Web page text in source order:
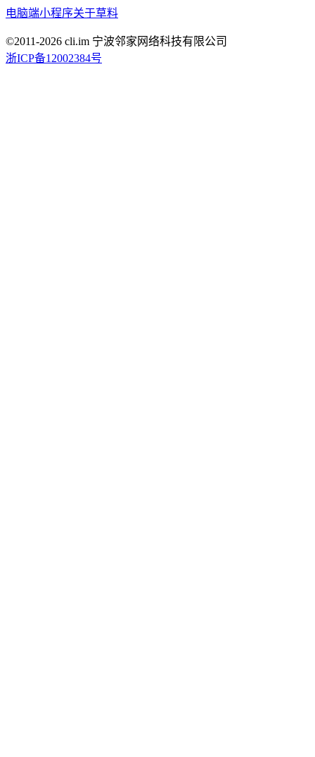
电脑端小程序关于草料
©2011-2026 cli.im 宁波邻家网络科技有限公司
浙ICP备12002384号